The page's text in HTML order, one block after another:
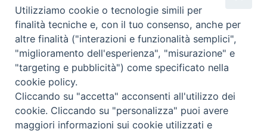
Torna il Campo Missionario Diocesano
_____________________________________________________
_____________________________
DIOCESI DI FANO FOSSOMBRONE CAGLI PERGOLA | Via Roma,
Utilizziamo cookie o tecnologie simili per
finalità tecniche e, con il tuo consenso, anche per
altre finalità ("interazioni e funzionalità semplici",
"miglioramento dell'esperienza", "misurazione" e
"targeting e pubblicità") come specificato nella
cookie policy.
Cliccando su "accetta" acconsenti all'utilizzo dei
cookie. Cliccando su "personalizza" puoi avere
maggiori informazioni sui cookie utilizzati e